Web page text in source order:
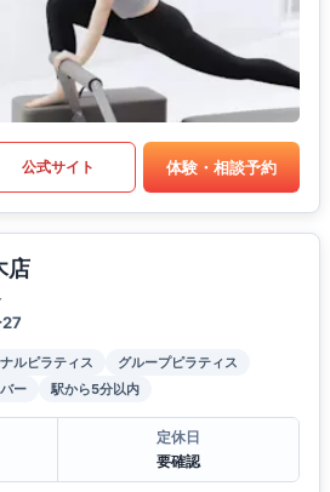
公式サイト 体験・相談予約
店
ルピラティス
グループピラティス
ー 駅から5分以内
定休日
要確認